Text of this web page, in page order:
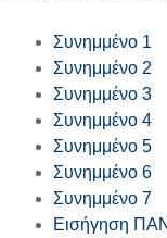
Συνημμένο 1
Συνημμένο 2
Συνημμένο 3
Συνημμένο 4
Συνημμένο 5
Συνημμένο 6
Συνημμένο 7
Εισήγηση